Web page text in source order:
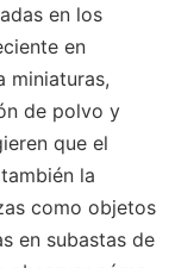
en los
en
miniaturas,
de polvo y
que el
la
como objetos
en subastas de